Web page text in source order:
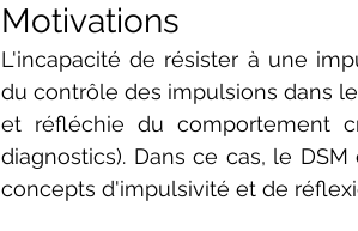
Motivations
L'incapacité de résister à une
du contrôle des impulsions dans
et réfléchie du comportement
diagnostics). Dans ce cas, le
concepts d'impulsivité et de